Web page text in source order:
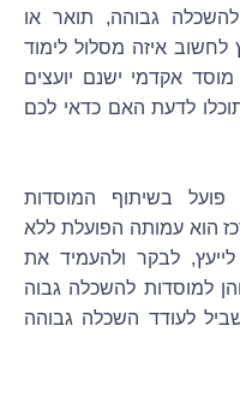
גבוהה, תואר או
לחשוב איזה מסלול לימוד
מוסד אקדמי ישנם יועצים
לדעת האם כדאי לכם
פועל בשיתוף המוסדות
הוא עמותה הפועלת ללא
לבקר ולהעמיד את
למוסדות להשכלה גבוה
לעודד השכלה גבוהה